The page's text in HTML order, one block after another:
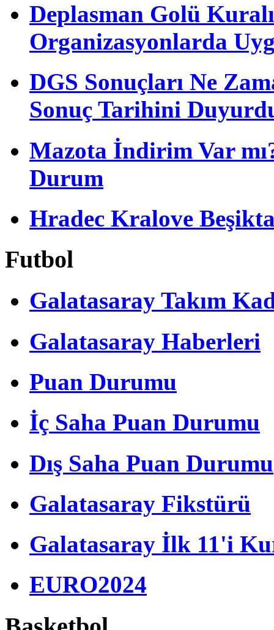
Deplasman Golü
Organizasyonlarda
DGS Sonuçları Ne
Sonuç Tarihini
Mazota İndirim Var
Durum
Hradec Kralove
Futbol
Galatasaray Takım
Galatasaray Haberleri
Puan Durumu
İç Saha Puan Durumu
Dış Saha Puan Durumu
Galatasaray Fikstürü
Galatasaray İlk 11'i
EURO2024